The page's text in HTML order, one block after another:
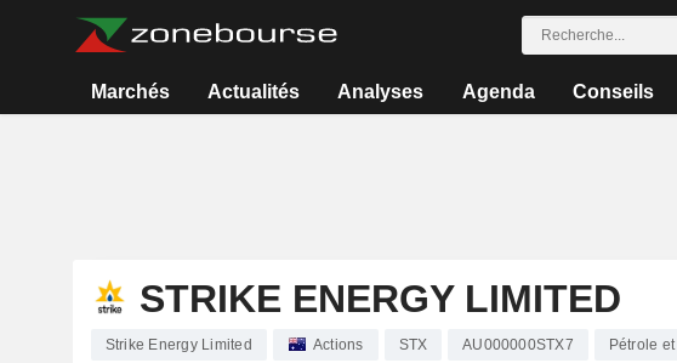
Marchés Actualités Analyses Agenda Conseils
STRIKE ENERGY LIMITED
Strike Energy Limited Actions STX AU000000STX7 Pétrole